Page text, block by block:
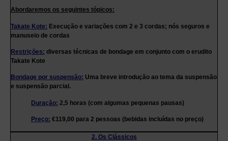
Abordaremos os seguintes tópicos:
Takate Kote: Execução e variações com 2 e 3 cordas; nós seguros e
manuseio de cordas
Restrições: diversas técnicas de bondage em conjunto com o erudito
Takate Kote
Bondage por suspensão: Uma breve introdução ao tema da suspensão
e suspensão parcial.
Duração: 2,5 horas (com algumas pequenas pausas)
Preço: €119,00 para 2 pessoas (bebidas incluídas no preço)
2. Os Clássicos